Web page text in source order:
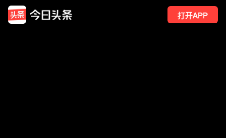
打开APP